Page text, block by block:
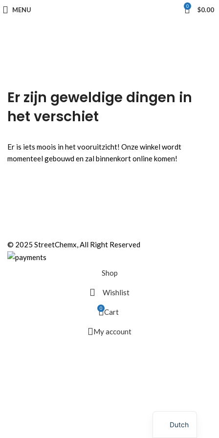
MENU 0 $0.00
Er zijn geweldige dingen in
het verschiet
Er is iets moois in het vooruitzicht! Onze winkel wordt
momenteel gebouwd en zal binnenkort online komen!
© 2025 StreetChemx, All Right Reserved
Shop
Wishlist
0 Cart
My account
Dutch